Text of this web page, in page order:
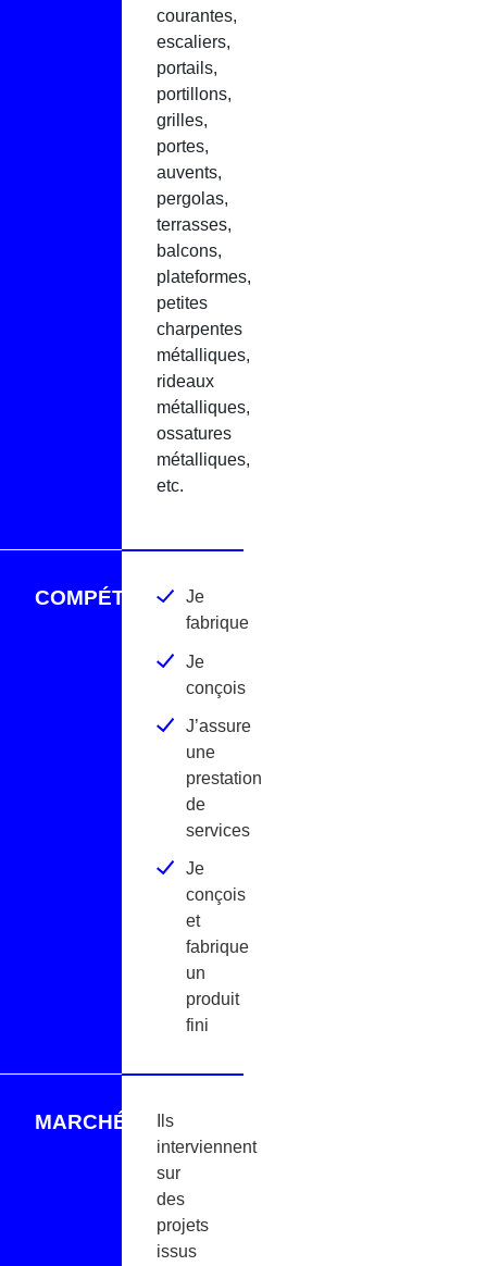
courantes,
escaliers,
portails,
portillons,
grilles,
portes,
auvents,
pergolas,
terrasses,
balcons,
plateformes,
petites
charpentes
métalliques,
rideaux
métalliques,
ossatures
métalliques,
etc.
COMPÉTENCES
Je
fabrique
Je
conçois
J’assure
une
prestation
de
services
Je
conçois
et
fabrique
un
produit
fini
MARCHÉS
Ils
interviennent
sur
des
projets
issus